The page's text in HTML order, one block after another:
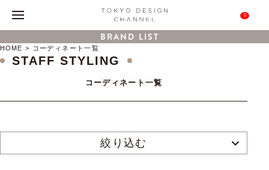
0
BRAND LIST
HOME コーディネート一覧
STAFF STYLING
コーディネート一覧
絞り込む